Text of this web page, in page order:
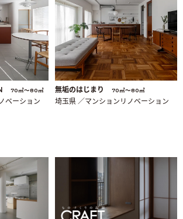
70㎡〜80㎡
ベーション
無垢のはじまり 70㎡〜80㎡
埼玉県 ／マンションリノベーション